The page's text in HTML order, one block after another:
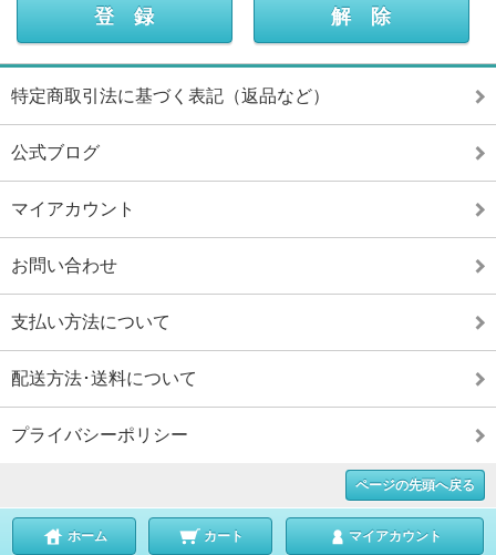
特定商取引法に基づく表記（返品など）
公式ブログ
マイアカウント
お問い合わせ
支払い方法について
配送方法･送料について
プライバシーポリシー
ページの先頭へ戻る
ホーム カート マイアカウント